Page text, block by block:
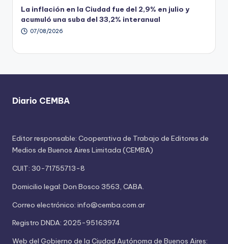
La inflación en la Ciudad fue del 2,9% en julio y
acumuló una suba del 33,2% interanual
07/08/2026
Diario CEMBA
Editor responsable: Cooperativa de Trabajo de Editores de
Medios de Buenos Aires Limitada (CEMBA)
CUIT: 30-71755713-8
Domicilio legal: Don Bosco 3563, CABA.
Correo electrónico: info@cemba.com.ar
Registro DNDA: 2025-95163974
Web del Gobierno de la Ciudad Autónoma de Buenos Aires: